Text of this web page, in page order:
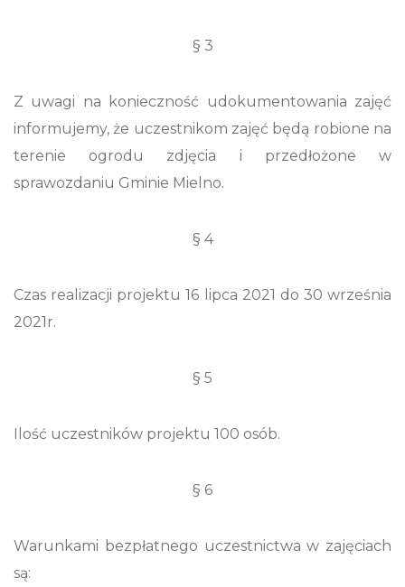
§ 3
Z uwagi na konieczność udokumentowania zajęć
informujemy, że uczestnikom zajęć będą robione na
terenie ogrodu zdjęcia i przedłożone w
sprawozdaniu Gminie Mielno.
§ 4
Czas realizacji projektu 16 lipca 2021 do 30 września
2021r.
§ 5
Ilość uczestników projektu 100 osób.
§ 6
Warunkami bezpłatnego uczestnictwa w zajęciach
są: